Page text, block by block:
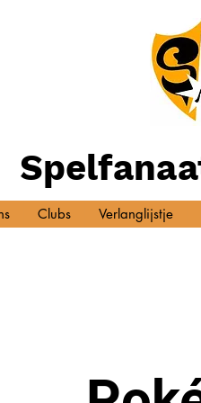
Clubs Verlanglijstje